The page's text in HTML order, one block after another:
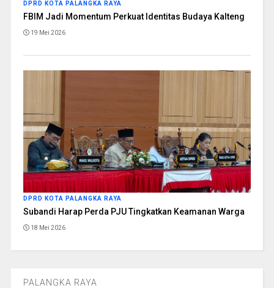
DPRD KOTA PALANGKA RAYA
FBIM Jadi Momentum Perkuat Identitas Budaya Kalteng
19 Mei 2026
DPRD KOTA PALANGKA RAYA
Subandi Harap Perda PJU Tingkatkan Keamanan Warga
18 Mei 2026
PALANGKA RAYA